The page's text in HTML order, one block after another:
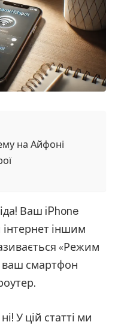
на Айфоні
Ваш iPhone
іншим
«Режим
ваш смартфон
У цій статті ми